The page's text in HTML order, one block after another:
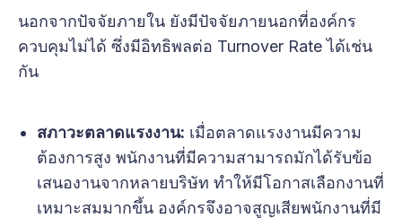
นอกจากปัจจัยภายใน ยังมีปัจจัยภายนอกที่องค์กร
ควบคุมไม่ได้ ซึ่งมีอิทธิพลต่อ Turnover Rate ได้เช่น
กัน
สภาวะตลาดแรงงาน: เมื่อตลาดแรงงานมีความ
ต้องการสูง พนักงานที่มีความสามารถมักได้รับข้อ
เสนองานจากหลายบริษัท ทำให้มีโอกาสเลือกงานที่
เหมาะสมมากขึ้น องค์กรจึงอาจสูญเสียพนักงานที่มี